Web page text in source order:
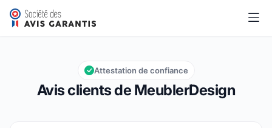
MeublerDesign
Note globale : 8,3 sur 10
8,3/10
Avis clients de MeublerDesign
Attestation de confiance